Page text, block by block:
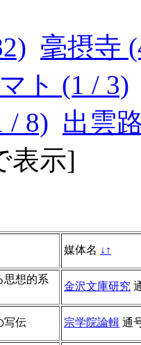
毫摂寺
ト (1 / 3)
/ 8) 出雲
表示]
媒体名 ↓ ↑
思想的系
金沢文庫研究
写伝 宗学院論輯 通